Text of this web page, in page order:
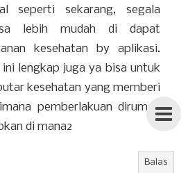
seperti sekarang, segala
lebih mudah di dapat
kesehatan by aplikasi.
ini lengkap juga ya bisa untuk
kesehatan yang memberi
pemberlakuan dirumah
di mana2
Balas